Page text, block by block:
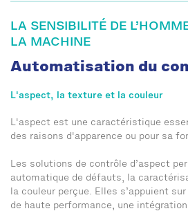
LA SENSIBILITÉ DE
LA MACHINE
Automatisation du
L'aspect, la texture et la couleur
L'aspect est une caractéristique
des raisons d'apparence ou pour sa
Les solutions de contrôle d’aspect
automatique de défauts, la
la couleur perçue. Elles s’appuient
de haute performance, une